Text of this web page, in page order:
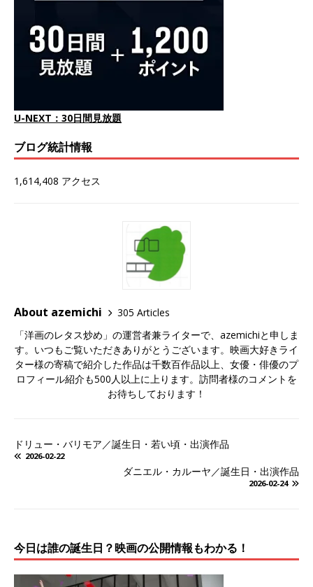
U-NEXT：30日間見放題
ブログ統計情報
1,614,408 アクセス
About azemichi
305 Articles
「洋画のレタス炒め」の運営者兼ライターで、azemichiと申しま
す。いつもご覧いただきありがとうございます。映画大好きライ
ター様の寄稿で紹介した作品は千数百作品以上、女優・俳優のプ
ロフィール紹介も500人以上に上ります。訪問者様のコメントを
お待ちしております！
ドリュー・バリモア／誕生日・若い頃・出演作品
2026-02-22
ダニエル・カルーヤ／誕生日・出演作品
2026-02-24
今日は誰の誕生日？映画の公開情報もわかる！